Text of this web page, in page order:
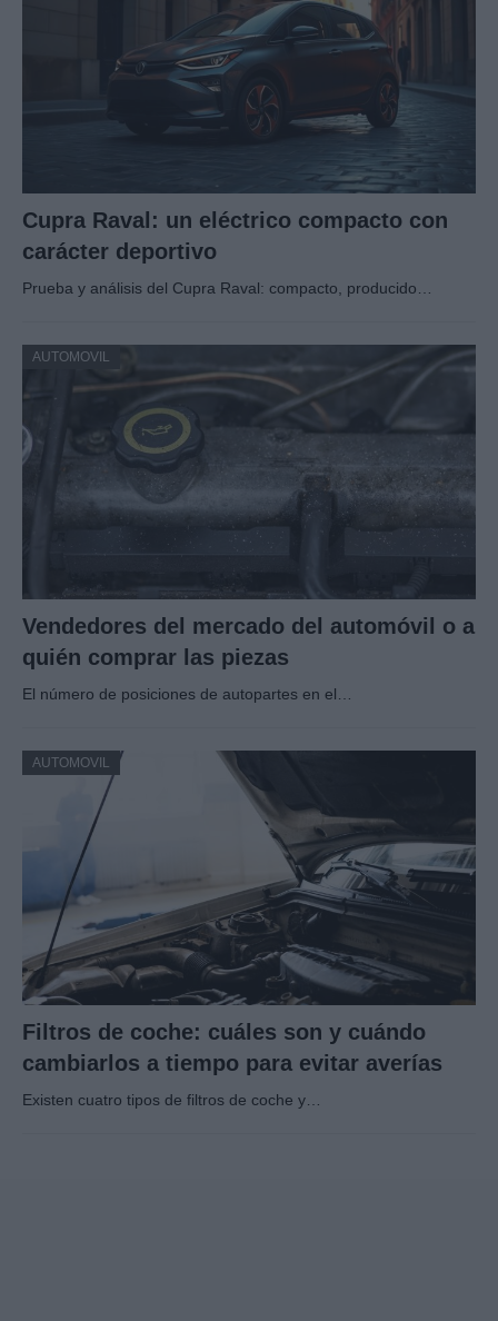
Cupra Raval: un eléctrico compacto con
carácter deportivo
Prueba y análisis del Cupra Raval: compacto, producido…
AUTOMOVIL
Vendedores del mercado del automóvil o a
quién comprar las piezas
El número de posiciones de autopartes en el…
AUTOMOVIL
Filtros de coche: cuáles son y cuándo
cambiarlos a tiempo para evitar averías
Existen cuatro tipos de filtros de coche y…